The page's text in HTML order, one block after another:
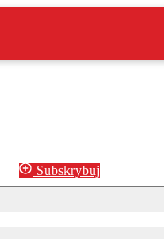
Subskrybuj